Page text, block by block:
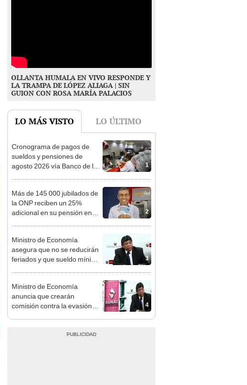
OLLANTA HUMALA EN VIVO RESPONDE Y
LA TRAMPA DE LÓPEZ ALIAGA | SIN
GUION CON ROSA MARÍA PALACIOS
LO MÁS VISTO LO ÚLTIMO
1
Cronograma de pagos de
sueldos y pensiones de
agosto 2026 vía Banco de la
2
Más de 145 000 jubilados de
la ONP reciben un 25%
adicional en su pensión en
3
Ministro de Economía
asegura que no se reducirán
feriados y que sueldo mínimo
4
Ministro de Economía
anuncia que crearán
comisión contra la evasión